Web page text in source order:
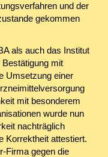
und der
gekommen
als auch das Institut
mit
Umsetzung einer
mit besonderem
wurde nun
nachträglich
Korrektheit attestiert.
Firma gegen die